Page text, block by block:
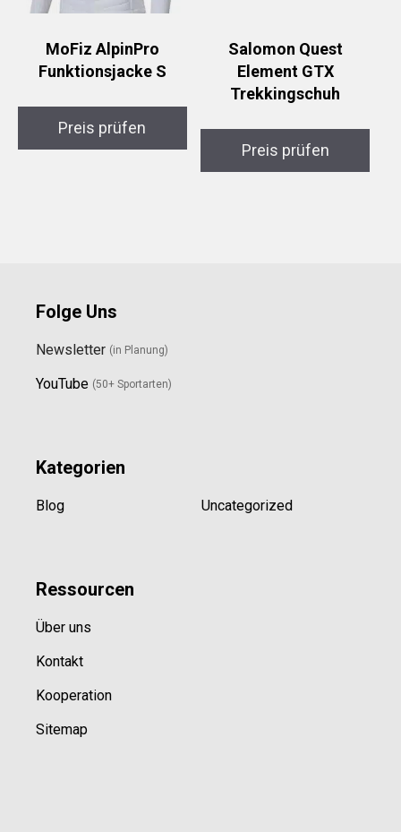
MoFiz AlpinPro
Funktionsjacke S
Preis prüfen
Salomon Quest
Element GTX
Trekkingschuh
Preis prüfen
Folge Uns
Newsletter (in Planung)
YouTube (50+ Sportarten)
Kategorien
Blog Uncategorized
Ressourcen
Über uns
Kontakt
Kooperation
Sitemap